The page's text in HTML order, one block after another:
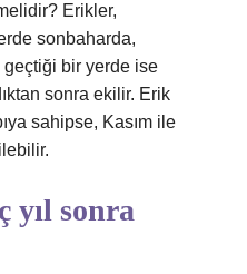
Erikler,
sonbaharda,
geçtiği bir yerde ise
sonra ekilir. Erik
sahipse, Kasım ile
yıl sonra